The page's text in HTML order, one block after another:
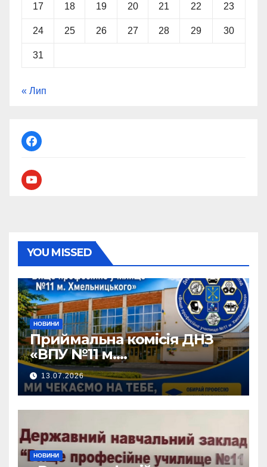
17 18 19 20 21 22 23
24 25 26 27 28 29 30
31
« Лип
facebook
youtube
YOU MISSED
НОВИНИ
Приймальна комісія ДНЗ
«ВПУ №11 м.
Хмельницького» активно
працює!
13.07.2026
НОВИНИ